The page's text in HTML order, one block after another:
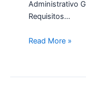
Administrativo
Requisitos…
Read More »